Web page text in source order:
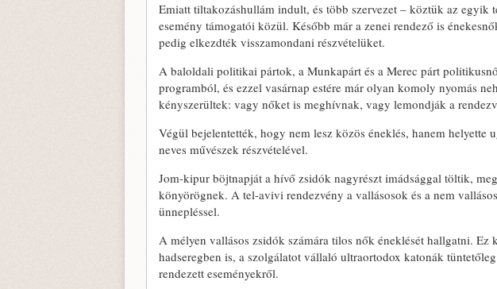
Emiatt tiltakozáshullám indult, és több szervezet – köztük az
esemény támogatói közül. Később már a zenei rendező is
pedig elkezdték visszamondani részvételüket.
A baloldali politikai pártok, a Munkapárt és a Merec párt
programból, és ezzel vasárnap estére már olyan komoly nyomás
kényszerültek: vagy nőket is meghívnak, vagy lemondják a
Végül bejelentették, hogy nem lesz közös éneklés, hanem helyette
neves művészek részvételével.
Jom-kipur böjtnapját a hívő zsidók nagyrészt imádsággal töltik,
könyörögnek. A tel-avivi rendezvény a vallásosok és a nem
ünnepléssel.
A mélyen vallásos zsidók számára tilos nők éneklését hallgatni.
hadseregben is, a szolgálatot vállaló ultraortodox katonák
rendezett eseményekről.